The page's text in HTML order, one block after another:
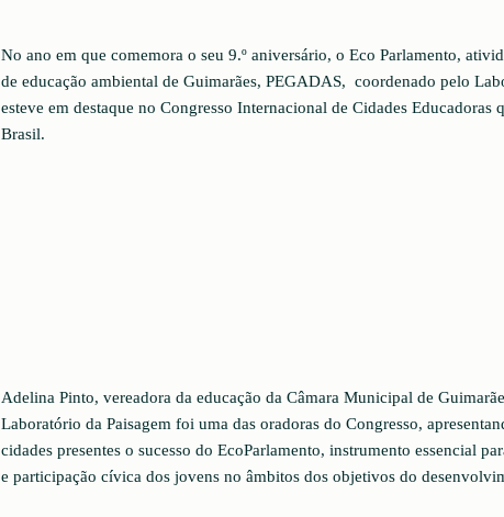
No ano em que comemora o seu 9.º aniversário, o Eco Parlamento,
de educação ambiental de Guimarães, PEGADAS, coordenado pelo
esteve em destaque no Congresso Internacional de Cidades Educadoras
Brasil.
Adelina Pinto, vereadora da educação da Câmara Municipal de
Laboratório da Paisagem foi uma das oradoras do Congresso,
cidades presentes o sucesso do EcoParlamento, instrumento essencial
e participação cívica dos jovens no âmbitos dos objetivos do